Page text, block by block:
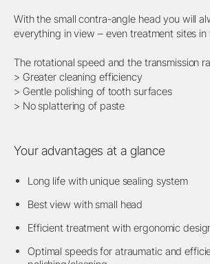
With the small contra-angle head you will
everything in view – even treatment sites in
The rotational speed and the transmission
> Greater cleaning efficiency
> Gentle polishing of tooth surfaces
> No splattering of paste
Your advantages at a glance
Long life with unique sealing system
Best view with small head
Efficient treatment with ergonomic
Optimal speeds for atraumatic and